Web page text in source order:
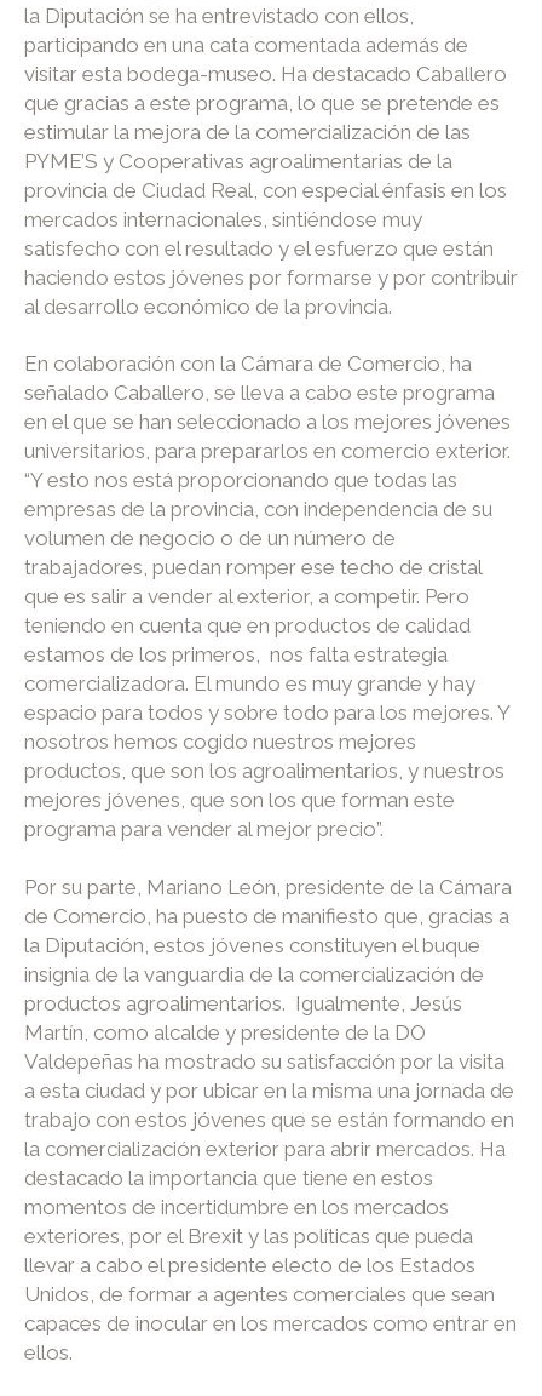
la Diputación se ha entrevistado con ellos,
participando en una cata comentada además de
visitar esta bodega-museo. Ha destacado Caballero
que gracias a este programa, lo que se pretende es
estimular la mejora de la comercialización de las
PYME’S y Cooperativas agroalimentarias de la
provincia de Ciudad Real, con especial énfasis en los
mercados internacionales, sintiéndose muy
satisfecho con el resultado y el esfuerzo que están
haciendo estos jóvenes por formarse y por contribuir
al desarrollo económico de la provincia.
En colaboración con la Cámara de Comercio, ha
señalado Caballero, se lleva a cabo este programa
en el que se han seleccionado a los mejores jóvenes
universitarios, para prepararlos en comercio exterior.
“Y esto nos está proporcionando que todas las
empresas de la provincia, con independencia de su
volumen de negocio o de un número de
trabajadores, puedan romper ese techo de cristal
que es salir a vender al exterior, a competir. Pero
teniendo en cuenta que en productos de calidad
estamos de los primeros, nos falta estrategia
comercializadora. El mundo es muy grande y hay
espacio para todos y sobre todo para los mejores. Y
nosotros hemos cogido nuestros mejores
productos, que son los agroalimentarios, y nuestros
mejores jóvenes, que son los que forman este
programa para vender al mejor precio”.
Por su parte, Mariano León, presidente de la Cámara
de Comercio, ha puesto de manifiesto que, gracias a
la Diputación, estos jóvenes constituyen el buque
insignia de la vanguardia de la comercialización de
productos agroalimentarios. Igualmente, Jesús
Martín, como alcalde y presidente de la DO
Valdepeñas ha mostrado su satisfacción por la visita
a esta ciudad y por ubicar en la misma una jornada de
trabajo con estos jóvenes que se están formando en
la comercialización exterior para abrir mercados. Ha
destacado la importancia que tiene en estos
momentos de incertidumbre en los mercados
exteriores, por el Brexit y las políticas que pueda
llevar a cabo el presidente electo de los Estados
Unidos, de formar a agentes comerciales que sean
capaces de inocular en los mercados como entrar en
ellos.